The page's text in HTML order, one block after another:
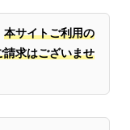
本サイトご利用の
求はございませ